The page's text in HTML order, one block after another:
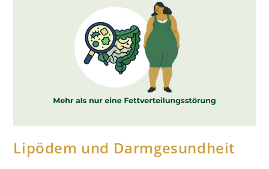
Lipödem und Darmgesundheit